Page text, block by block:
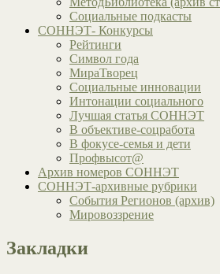
Социальные подкасты
СОННЭТ- Конкурсы
Рейтинги
Символ года
МираТворец
Социальные инновации
Интонации социального
Лучшая статья СОННЭТ
В объективе-соцработа
В фокусе-семья и дети
Профвысот@
Архив номеров СОННЭТ
СОННЭТ-архивные рубрики
События Регионов (архив)
Мировоззрение
Закладки